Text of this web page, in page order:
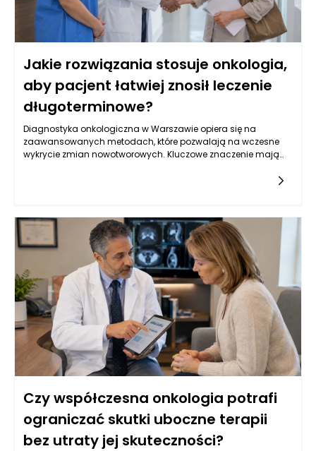
Jakie rozwiązania stosuje onkologia,
aby pacjent łatwiej znosił leczenie
długoterminowe?
Diagnostyka onkologiczna w Warszawie opiera się na
zaawansowanych metodach, które pozwalają na wczesne
wykrycie zmian nowotworowych. Kluczowe znaczenie mają
tym oznaczenia markerów nowotworowych w krwi, które mogą
wskazywać na obecność choroby. W Warszawie, dzięki
postępowi w dziedzinie genetyki, coraz częściej stosuje się
również badania molekularne, które identyfikują mutacje
genów związanych z nowotworami, co pozwala na bardziej
spersonalizowane podejście do leczenia. Kluczowe jest
zrozumienie, że wczesne wykrycie choroby zwiększa szanse na
skuteczne leczenie oraz poprawia komfort życia pacjentów.
Czy współczesna onkologia potrafi
ograniczać skutki uboczne terapii
bez utraty jej skuteczności?